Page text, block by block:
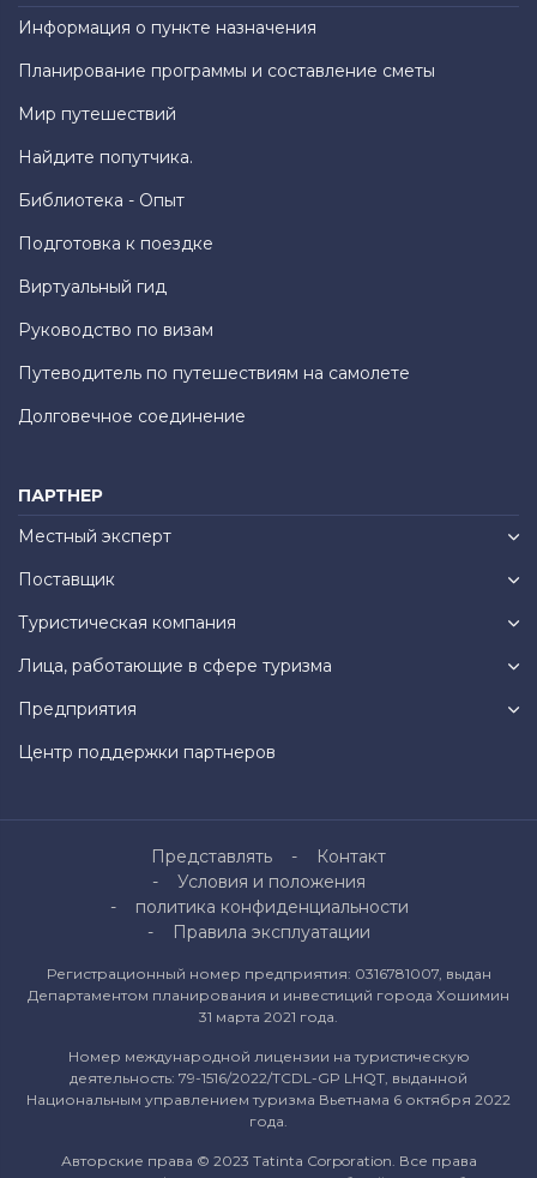
Информация о пункте назначения
Планирование программы и составление сметы
Мир путешествий
Найдите попутчика.
Библиотека - Опыт
Подготовка к поездке
Виртуальный гид
Руководство по визам
Путеводитель по путешествиям на самолете
Долговечное соединение
ПАРТНЕР
Местный эксперт
Поставщик
Туристическая компания
Лица, работающие в сфере туризма
Предприятия
Центр поддержки партнеров
Представлять
Контакт
Условия и положения
политика конфиденциальности
Правила эксплуатации
Регистрационный номер предприятия: 0316781007, выдан
Департаментом планирования и инвестиций города Хошимин
31 марта 2021 года.
Номер международной лицензии на туристическую
деятельность: 79-1516/2022/TCDL-GP LHQT, выданной
Национальным управлением туризма Вьетнама 6 октября 2022
года.
Авторские права © 2023 Tatinta Corporation. Все права